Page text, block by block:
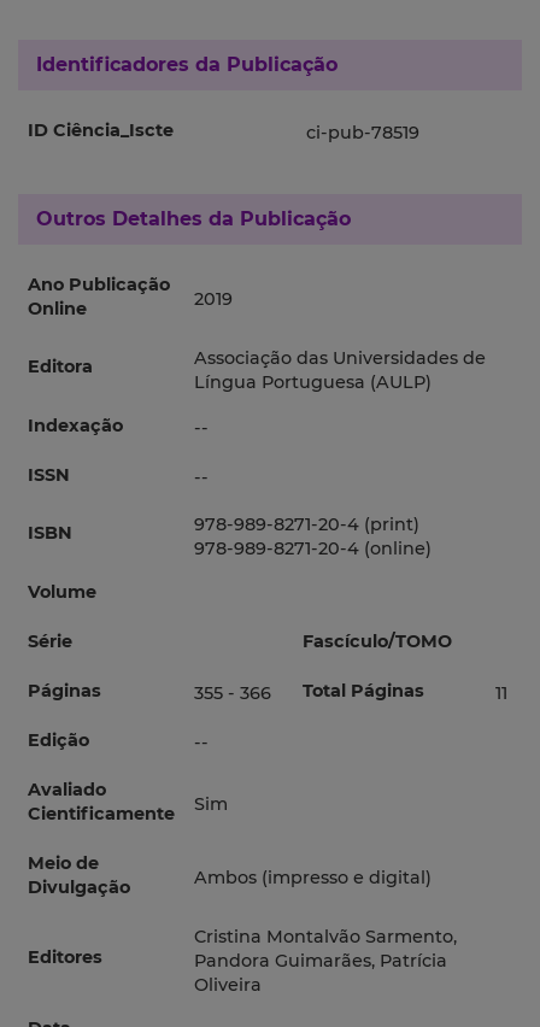
Identificadores da Publicação
ID Ciência_Iscte ci-pub-78519
Outros Detalhes da Publicação
Ano Publicação
Online
2019
Editora
Associação das Universidades de
Língua Portuguesa (AULP)
Indexação
--
ISSN --
ISBN
978-989-8271-20-4 (print)
978-989-8271-20-4 (online)
Volume
Série Fascículo/TOMO
Páginas 355 - 366 Total Páginas 11
Edição --
Avaliado
Cientificamente
Sim
Meio de
Divulgação
Ambos (impresso e digital)
Editores
Cristina Montalvão Sarmento,
Pandora Guimarães, Patrícia
Oliveira